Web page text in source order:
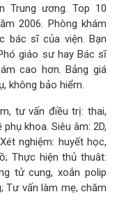
Trung ương. Top 10
2006. Phòng khám
bác sĩ của viện. Bạn
giáo sư hay Bác sĩ
cao hơn. Bảng giá
không bảo hiểm.
tư vấn điều trị: thai,
khoa. Siêu âm: 2D,
nghiệm: huyết học,
Thực hiện thủ thuât:
tử cung, xoắn polip
Tư vấn làm mẹ, chăm